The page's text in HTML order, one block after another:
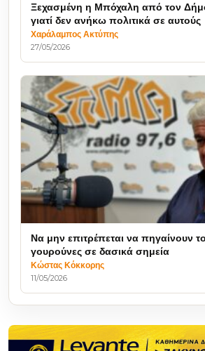
Ξεχασμένη η Μπόχαλη από τον
γιατί δεν ανήκω πολιτικά σε αυτούς
Χαράλαμπος Ακτύπης
27/05/2026
Να μην επιτρέπεται να πηγαίνουν
γουρούνες σε δασικά σημεία
Κώστας Κόκκορης
11/05/2026